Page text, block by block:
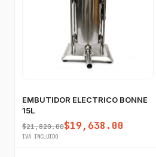
EMBUTIDOR ELECTRICO BONNE
15L
$21,820.00$19,638.00
IVA INCLUIDO